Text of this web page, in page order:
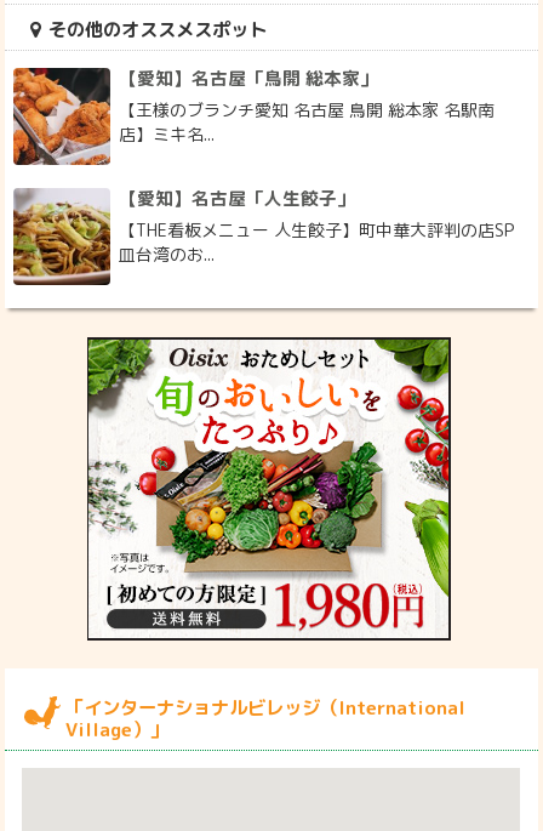
その他のオススメスポット
【愛知】名古屋「鳥開 総本家」
【王様のブランチ愛知 名古屋 鳥開 総本家 名駅南
店】ミキ名...
【愛知】名古屋「人生餃子」
【THE看板メニュー 人生餃子】町中華大評判の店SP
皿台湾のお...
「インターナショナルビレッジ（International
Village）」